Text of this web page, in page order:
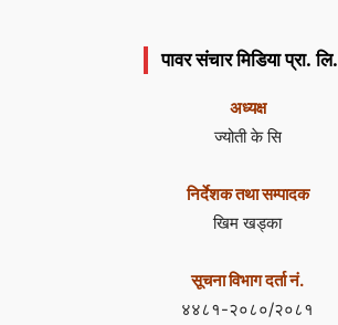
पावर संचार मिडिया प्रा. लि.
अध्यक्ष
ज्योती के सि
निर्देशक तथा सम्पादक
खिम खड्का
सूचना विभाग दर्ता नं.
४४८१-२०८०/२०८१